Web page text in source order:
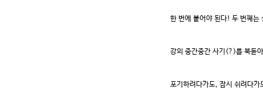
한 번에 붙어야 된다! 두 번째
강의 중간중간 사기(?)를 북돋
포기하려다가도, 잠시 쉬려다